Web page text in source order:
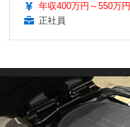
年収400万円～550万円
正社員